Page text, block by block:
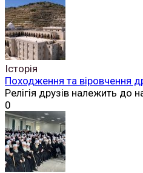
Історія
Походження та віровчення
Релігія друзів належить до
0